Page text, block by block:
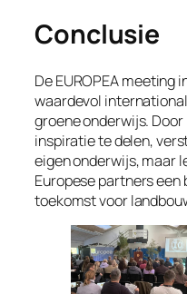
Conclusie
De EUROPEA meeting
waardevol
groene onderwijs.
inspiratie te delen,
eigen onderwijs, maar
Europese partners
toekomst voor